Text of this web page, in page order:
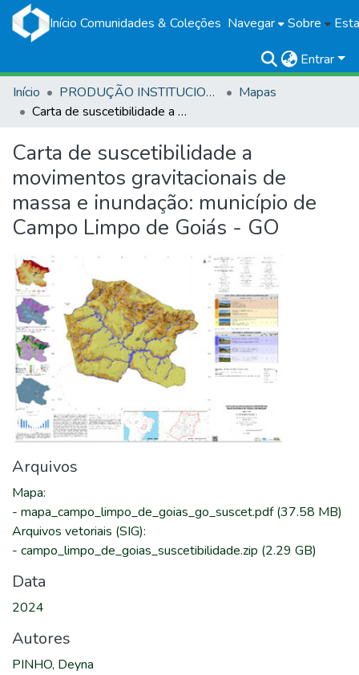
Início Comunidades & Coleções Navegar Sobre
Entrar
Início
PRODUÇÃO INSTITUCIONAL
Mapas
Carta de suscetibilidade a movimentos gravitacionais de massa e inundação: município de Campo Limpo de Goiás - GO
Carta de suscetibilidade a
movimentos gravitacionais de
massa e inundação: município de
Campo Limpo de Goiás - GO
Arquivos
Mapa:
- mapa_campo_limpo_de_goias_go_suscet.pdf(37.58 MB)
Arquivos vetoriais (SIG):
- campo_limpo_de_goias_suscetibilidade.zip (2.29 GB)
Data
2024
Autores
PINHO, Deyna